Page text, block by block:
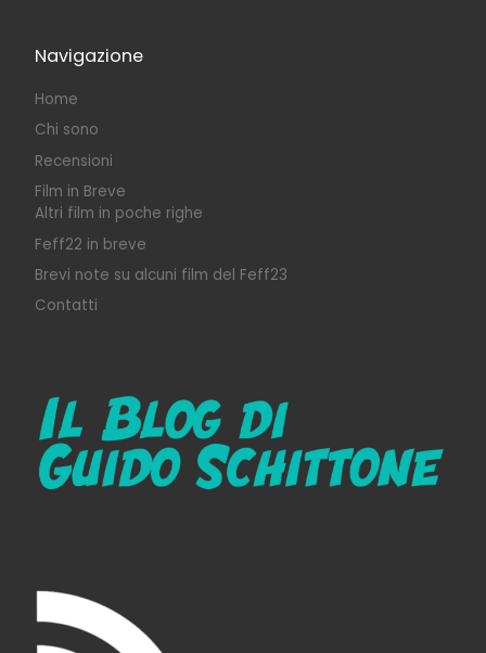
Navigazione
Home
Chi sono
Recensioni
Film in Breve
Altri film in poche righe
Feff22 in breve
Brevi note su alcuni film del Feff23
Contatti